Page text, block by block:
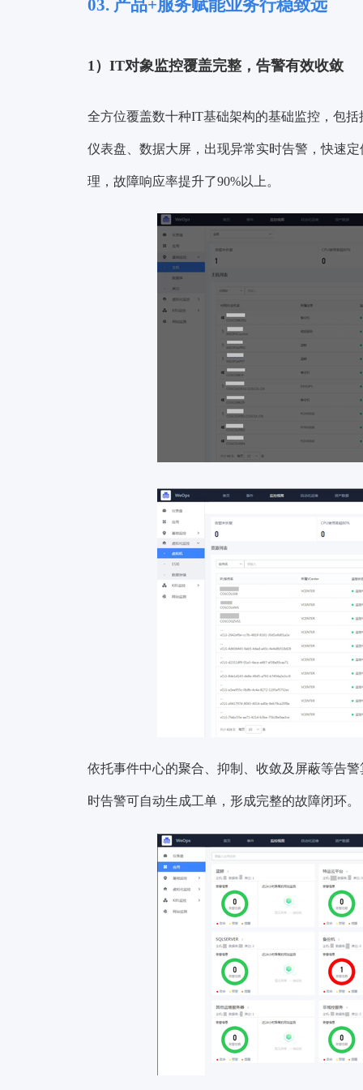
03. 产品+服务赋能业务行稳致远
1）IT对象监控覆盖完整，告警有效收敛
全方位覆盖数十种IT基础架构的基础监控，包
仪表盘、数据大屏，出现异常实时告警，快速
理， 故障响应率提升了90%以上 。
依托事件中心的聚合、抑制、收敛及屏蔽等告
时告警可自动生成工单，形成完整的故障闭环。